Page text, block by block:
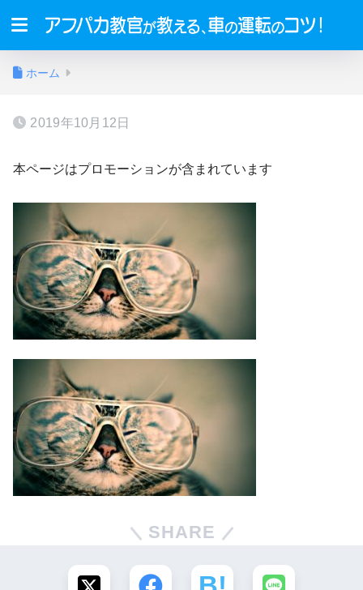
ホーム
2019年10月12日
本ページはプロモーションが含まれています
SHARE